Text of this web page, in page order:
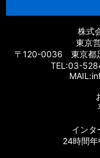
株式
東京
〒120-0036 東京都
TEL:03-
インタ
24時間年